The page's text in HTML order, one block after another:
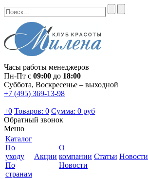
Часы работы менеджеров
Пн-Пт с 09:00 до 18:00
Суббота, Воскресенье – выходной
+7 (495) 369-13-98
+0 Товаров: 0 Сумма: 0 руб
Обратный звонок
Меню
Каталог
По
уходу
По
странам
Акции
О
компании
Новости
Статьи Новости